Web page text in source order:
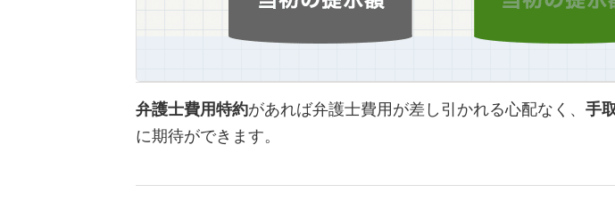
弁護士費用特約があれば弁護士費用が差し引かれる心配なく、 手
に期待ができます。